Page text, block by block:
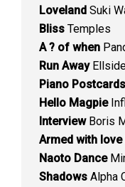
Loveland Suki
Bliss Temples
A ? of when
Run Away
Piano Postcards
Hello Magpie
InterviewBoris
Armed with love
Naoto Dance
Shadows Alpha